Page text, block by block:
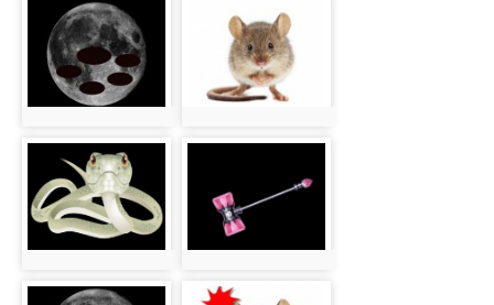
photo-
319
photo-
photo-